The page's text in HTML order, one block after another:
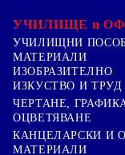
УЧИЛИЩЕ и
УЧИЛИЩНИ
МАТЕРИАЛИ
ИЗОБРАЗИТЕЛНО
ИЗКУСТВО И ТРУД
ЧЕРТАНЕ, ГРАФИКА
ОЦВЕТЯВАНЕ
КАНЦЕЛАРСКИ И
МАТЕРИАЛИ